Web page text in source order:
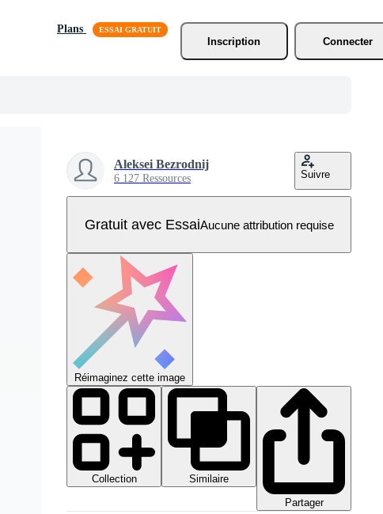
Plans
Inscription
Connecter
Aleksei Bezrodnij
6 127 Ressources Suivre
Gratuit avec EssaiAucune attribution requise
Réimaginez cette image
Collection
Similaire
Partager